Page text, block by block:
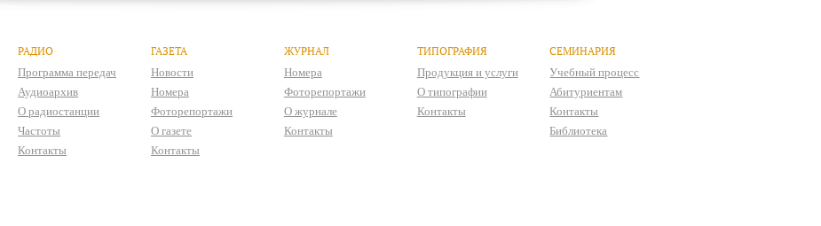
РАДИО
Программа передач
Аудиоархив
О радиостанции
Частоты
Контакты
ГАЗЕТА
Новости
Номера
Фоторепортажи
О газете
Контакты
ЖУРНАЛ
Номера
Фоторепортажи
О журнале
Контакты
ТИПОГРАФИЯ
Продукция и услуги
О типографии
Контакты
СЕМИНАРИЯ
Учебный процесс
Абитуриентам
Контакты
Библиотека